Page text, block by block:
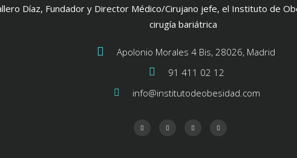
Díaz, Fundador y Director Médico/Cirujano jefe, el Instituto de
cirugía bariátrica
Apolonio Morales 4 Bis, 28026, Madrid
91 411 02 12
info@institutodeobesidad.com